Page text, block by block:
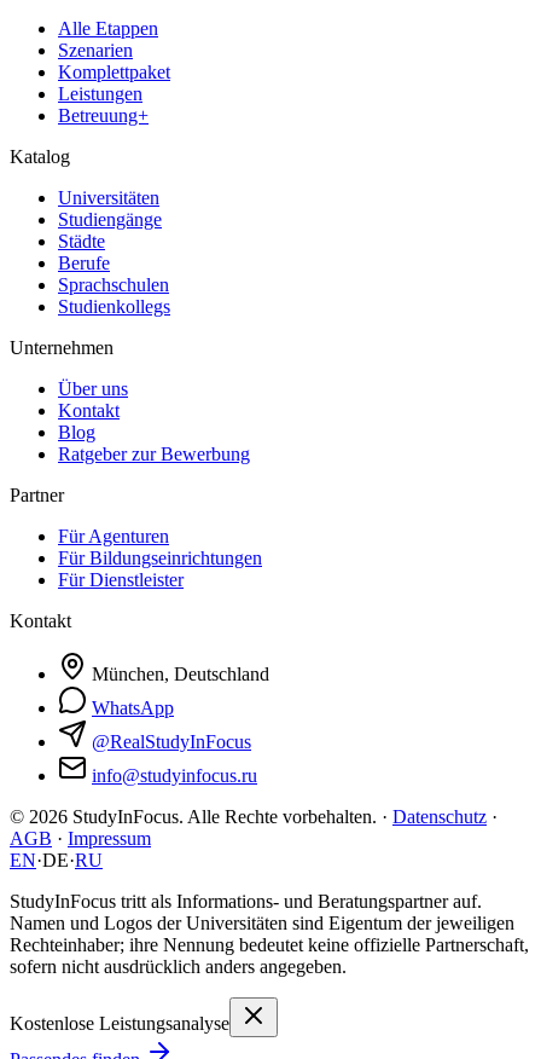
Alle Etappen
Szenarien
Komplettpaket
Leistungen
Betreuung+
Katalog
Universitäten
Studiengänge
Städte
Berufe
Sprachschulen
Studienkollegs
Unternehmen
Über uns
Kontakt
Blog
Ratgeber zur Bewerbung
Partner
Für Agenturen
Für Bildungseinrichtungen
Für Dienstleister
Kontakt
München, Deutschland
WhatsApp
@RealStudyInFocus
info@studyinfocus.ru
© 2026 StudyInFocus. Alle Rechte vorbehalten. · Datenschutz ·
AGB · Impressum
EN·DE·RU
StudyInFocus tritt als Informations- und Beratungspartner auf.
Namen und Logos der Universitäten sind Eigentum der jeweiligen
Rechteinhaber; ihre Nennung bedeutet keine offizielle Partnerschaft,
sofern nicht ausdrücklich anders angegeben.
Kostenlose Leistungsanalyse